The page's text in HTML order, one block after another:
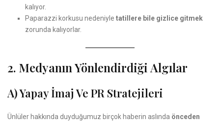
kalıyor.
Paparazzi korkusu nedeniyle tatillere bile gizlice gitmek
zorunda kalıyorlar.
2. Medyanın Yönlendirdiği Algılar
A) Yapay İmaj Ve PR Stratejileri
Ünlüler hakkında duyduğumuz birçok haberin aslında önceden